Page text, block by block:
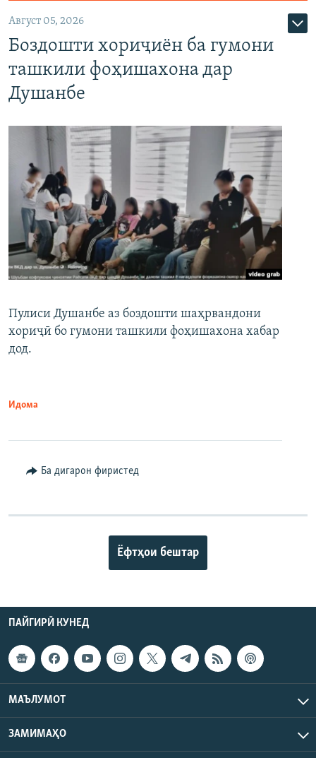
Август 05, 2026
Боздошти хориҷиён ба гумони
ташкили фоҳишахона дар
Душанбе
Пулиси Душанбе аз боздошти шаҳрвандони
хориҷӣ бо гумони ташкили фоҳишахона хабар
дод.
Идома
Ба дигарон фиристед
Ёфтҳои бештар
ПАЙГИРӢ КУНЕД
МАЪЛУМОТ
ЗАМИМАҲО